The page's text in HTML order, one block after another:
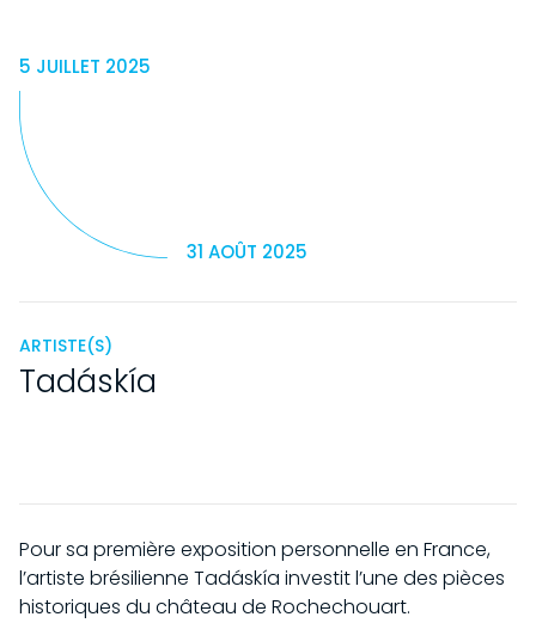
5 JUILLET 2025
31 AOÛT 2025
ARTISTE(S)
Tadáskía
Pour sa première exposition personnelle en France,
l’artiste brésilienne Tadáskía investit l’une des pièces
historiques du château de Rochechouart.